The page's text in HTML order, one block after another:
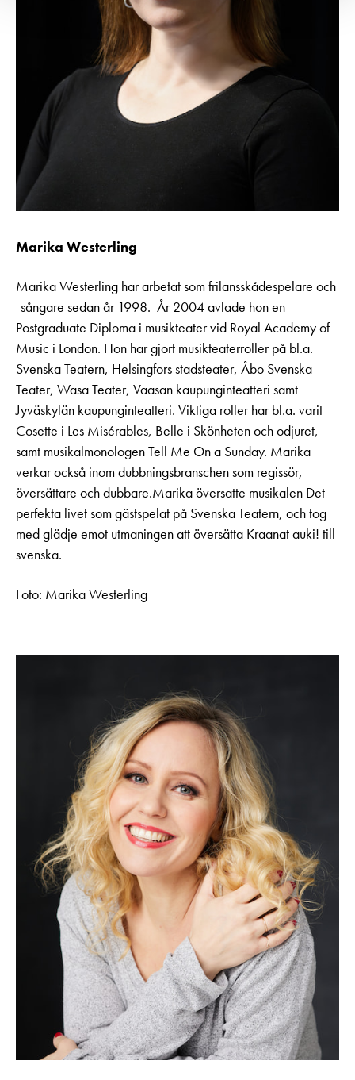
Marika Westerling
Marika Westerling har arbetat som frilansskådespelare och
-sångare sedan år 1998. År 2004 avlade hon en
Postgraduate Diploma i musikteater vid Royal Academy of
Music i London. Hon har gjort musikteaterroller på bl.a.
Svenska Teatern, Helsingfors stadsteater, Åbo Svenska
Teater, Wasa Teater, Vaasan kaupunginteatteri samt
Jyväskylän kaupunginteatteri. Viktiga roller har bl.a. varit
Cosette i Les Misérables, Belle i Skönheten och odjuret,
samt musikalmonologen Tell Me On a Sunday. Marika
verkar också inom dubbningsbranschen som regissör,
översättare och dubbare.Marika översatte musikalen Det
perfekta livet som gästspelat på Svenska Teatern, och tog
med glädje emot utmaningen att översätta Kraanat auki! till
svenska.
Foto: Marika Westerling